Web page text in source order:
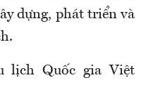
dựng, phát triển và
lịch Quốc gia Việt